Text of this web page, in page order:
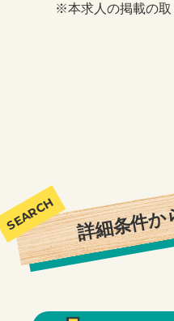
※本求人の掲載の取
詳細条件